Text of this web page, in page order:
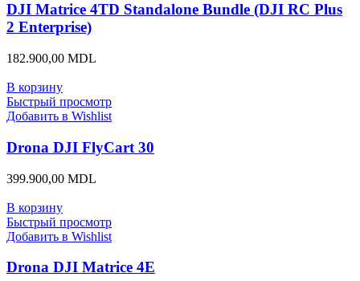
DJI Matrice 4TD Standalone Bundle (DJI RC Plus
2 Enterprise)
182.900,00 MDL
В корзину
Быстрый просмотр
Добавить в Wishlist
Drona DJI FlyCart 30
399.900,00 MDL
В корзину
Быстрый просмотр
Добавить в Wishlist
Drona DJI Matrice 4E